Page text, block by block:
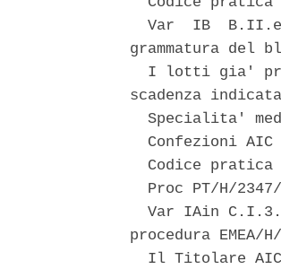
Var  IB
grammatura del
I lotti gia'
scadenza
Specialita'
Confezioni AIC
Codice pratica
Proc PT/H/
Var IAin
procedura EMEA/
Il Titolare